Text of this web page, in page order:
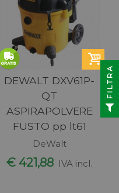
DEWALT DXV61P-
QT
ASPIRAPOLVERE
FUSTO pp lt61
DeWalt
€ 421,88 IVA incl.
FILTRA